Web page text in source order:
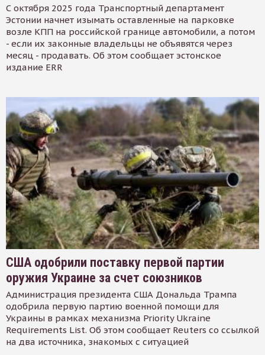
С октября 2025 года Транспортный департамент
Эстонии начнет изымать оставленные на парковке
возле КПП на российской границе автомобили, а потом
- если их законные владельцы не объявятся через
месяц - продавать. Об этом сообщает эстонское
издание ERR
США одобрили поставку первой партии
оружия Украине за счет союзников
Администрация президента США Дональда Трампа
одобрила первую партию военной помощи для
Украины в рамках механизма Priority Ukraine
Requirements List. Об этом сообщает Reuters со ссылкой
на два источника, знакомых с ситуацией